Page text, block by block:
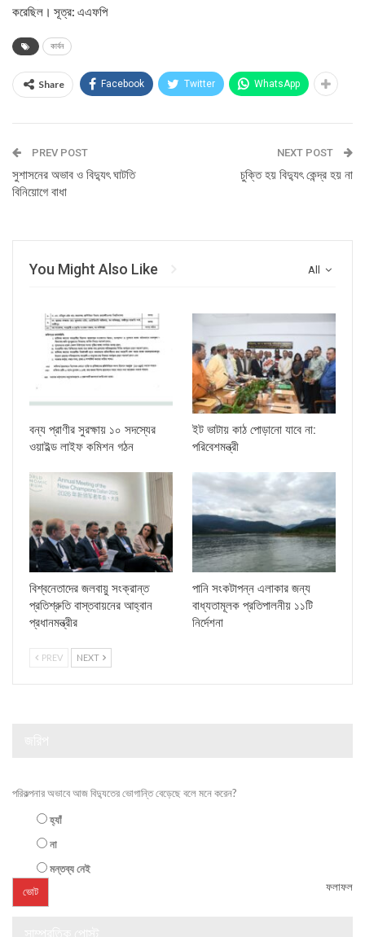
করেছিল। সূত্র: এএফপি
কার্বন
Share Facebook Twitter WhatsApp
PREV POST
সুশাসনের অভাব ও বিদ্যুৎ ঘাটতি
বিনিয়োগে বাধা
NEXT POST
চুক্তি হয় বিদ্যুৎ কেন্দ্র হয় না
All
You Might Also Like
বন্য প্রাণীর সুরক্ষায় ১০ সদস্যের
ওয়াইল্ড লাইফ কমিশন গঠন
ইট ভাটায় কাঠ পোড়ানো যাবে না:
পরিবেশমন্ত্রী
বিশ্বনেতাদের জলবায়ু সংক্রান্ত
প্রতিশ্রুতি বাস্তবায়নের আহ্বান
প্রধানমন্ত্রীর
পানি সংকটাপন্ন এলাকার জন্য
বাধ্যতামূলক প্রতিপালনীয় ১১টি
নির্দেশনা
PREV NEXT
পরিকল্পনার অভাবে আজ বিদ্যুতের ভোগান্তি বেড়েছে বলে মনে করেন?
হ্যাঁ
না
মন্তব্য নেই
ফলাফল